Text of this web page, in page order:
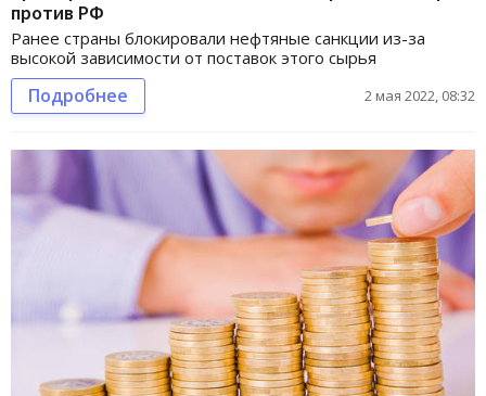
против РФ
Ранее страны блокировали нефтяные санкции из-за
высокой зависимости от поставок этого сырья
Подробнее 2 мая 2022, 08:32